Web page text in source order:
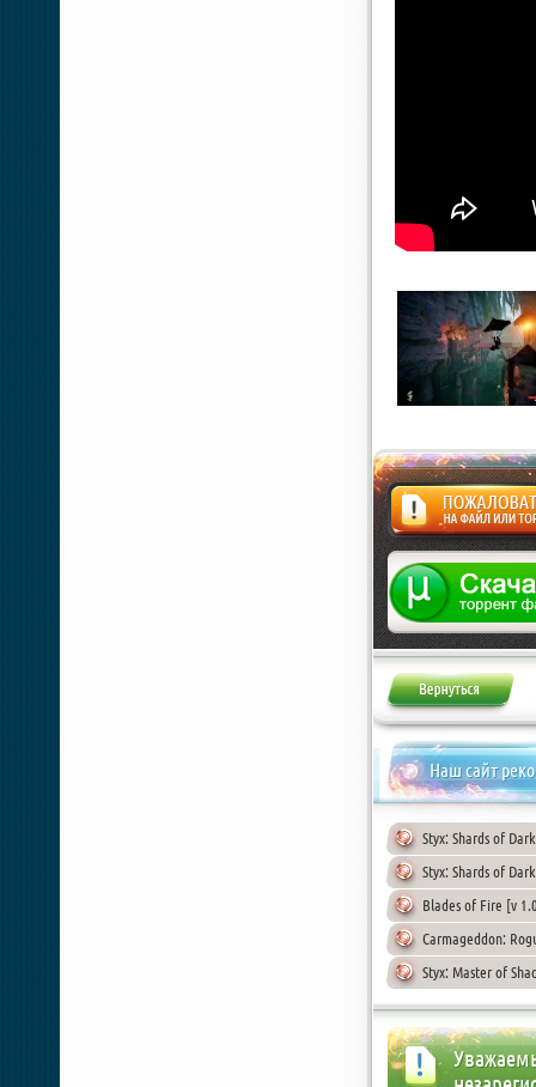
Жалоба
Наш сайт
Styx: Shards of
Styx: Shards of
Blades of Fire [v
Carmageddon:
Styx: Master of